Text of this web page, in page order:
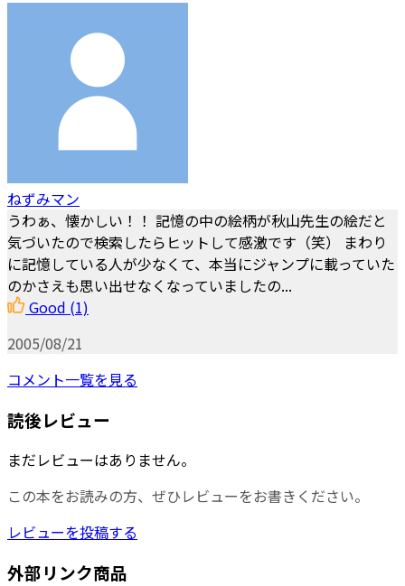
ねずみマン
うわぁ、懐かしい！！ 記憶の中の絵柄が秋山先生の絵だと
気づいたので検索したらヒットして感激です（笑） まわり
に記憶している人が少なくて、本当にジャンプに載っていた
のかさえも思い出せなくなっていましたの...
Good (1)
2005/08/21
コメント一覧を見る
読後レビュー
まだレビューはありません。
この本をお読みの方、ぜひレビューをお書きください。
レビューを投稿する
外部リンク商品